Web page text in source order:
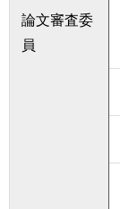
附
方
論文審査委
員